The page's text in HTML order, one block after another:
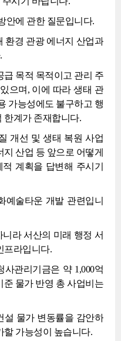
안에 관한 질문입니다.
환경 관광 에너지 산업과
급 목적 목적이고 관리 주
으며, 이에 따라 생태 관
가능성에도 불구하고 행
한계가 존재합니다.
개선 및 생태 복원 사업
산업 등 앞으로 어떻게
계획을 답변해 주시기
예술타운 개발 관련입니
라 서산의 미래 행정 서
프라입니다.
사관리기금은 약 1,000억
준 물가 반영 총 사업비는
설 물가 변동률을 감안하
할 가능성이 높습니다.